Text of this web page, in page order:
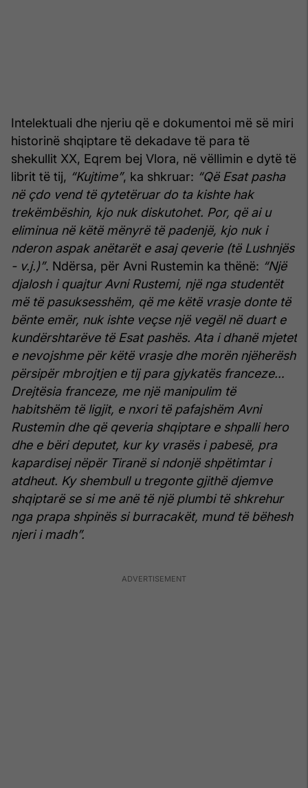
Intelektuali dhe njeriu që e dokumentoi më së miri
historinë shqiptare të dekadave të para të
shekullit XX, Eqrem bej Vlora, në vëllimin e dytë të
librit të tij, “Kujtime”, ka shkruar: “Që Esat pasha
në çdo vend të qytetëruar do ta kishte hak
trekëmbëshin, kjo nuk diskutohet. Por, që ai u
eliminua në këtë mënyrë të padenjë, kjo nuk i
nderon aspak anëtarët e asaj qeverie (të Lushnjës
- v.j.)”. Ndërsa, për Avni Rustemin ka thënë: “Një
djalosh i quajtur Avni Rustemi, një nga studentët
më të pasuksesshëm, që me këtë vrasje donte të
bënte emër, nuk ishte veçse një vegël në duart e
kundërshtarëve të Esat pashës. Ata i dhanë mjetet
e nevojshme për këtë vrasje dhe morën njëherësh
përsipër mbrojtjen e tij para gjykatës franceze…
Drejtësia franceze, me një manipulim të
habitshëm të ligjit, e nxori të pafajshëm Avni
Rustemin dhe që qeveria shqiptare e shpalli hero
dhe e bëri deputet, kur ky vrasës i pabesë, pra
kapardisej nëpër Tiranë si ndonjë shpëtimtar i
atdheut. Ky shembull u tregonte gjithë djemve
shqiptarë se si me anë të një plumbi të shkrehur
nga prapa shpinës si burracakët, mund të bëhesh
njeri i madh”.